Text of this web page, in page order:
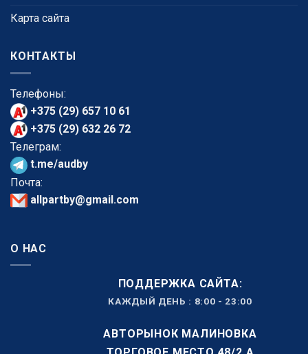
Карта сайта
КОНТАКТЫ
Телефоны:
+375 (29) 657 10 61
+375 (29) 632 26 72
Телеграм:
t.me/audby
Почта:
allpartby@gmail.com
О НАС
ПОДДЕРЖКА САЙТА:
КАЖДЫЙ ДЕНЬ : 8:00 - 23:00
АВТОРЫНОК МАЛИНОВКА